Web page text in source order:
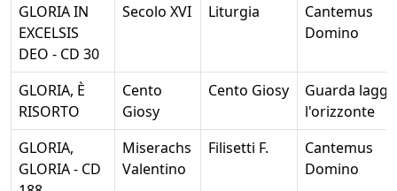
GLORIA IN
EXCELSIS
DEO - CD 30
Secolo XVI Liturgia
Cantemus
Domino
GLORIA, È
RISORTO
Cento
Giosy
Cento Giosy
Guarda
l'orizzonte
GLORIA,
GLORIA - CD
Miserachs
Valentino
Filisetti F.
Cantemus
Domino